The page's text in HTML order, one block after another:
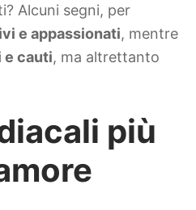
Alcuni segni, per
e appassionati, mentre
cauti, ma altrettanto
più